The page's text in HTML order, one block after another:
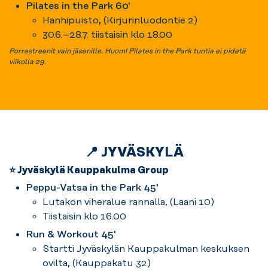
Pilates in the Park 60'
Hanhipuisto, (Kirjurinluodontie 2)
30.6.–28.7. tiistaisin klo 18.00
Porrastreenit vain jäsenille. Huom! Pilates in the Park tuntia ei pidetä
viikolla 29.
📍 JYVÄSKYLÄ
⭐ Jyväskylä Kauppakulma Group
Peppu-Vatsa in the Park 45'
Lutakon viheralue rannalla, (Laani 10)
Tiistaisin klo 16.00
Run & Workout 45'
Startti Jyväskylän Kauppakulman keskuksen
ovilta, (Kauppakatu 32)